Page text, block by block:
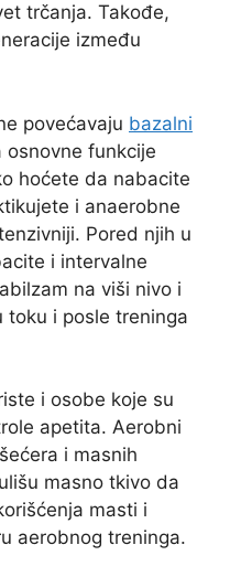
trčanja. Takođe,
između
povećavaju bazalni
osnovne funkcije
hoćete da nabacite
i anaerobne
Pored njih u
i intervalne
na viši nivo i
toku i posle treninga
i osobe koje su
apetita. Aerobni
i masnih
masno tkivo da
masti i
aerobnog treninga.